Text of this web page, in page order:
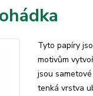
Tyto papíry
motivům
jsou
tenká vrstva